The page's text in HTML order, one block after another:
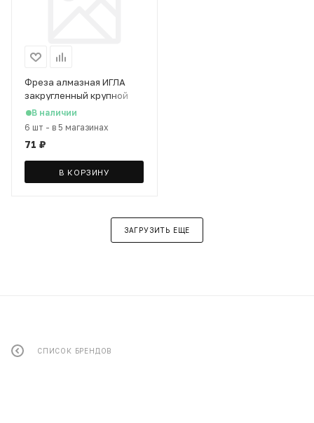
Фреза алмазная ИГЛА
закругленный крупной
зернистости (зеленая
полоса)
В наличии
6 шт - в 5 магазинах
71 ₽
В КОРЗИНУ
ЗАГРУЗИТЬ ЕЩЕ
СПИСОК БРЕНДОВ